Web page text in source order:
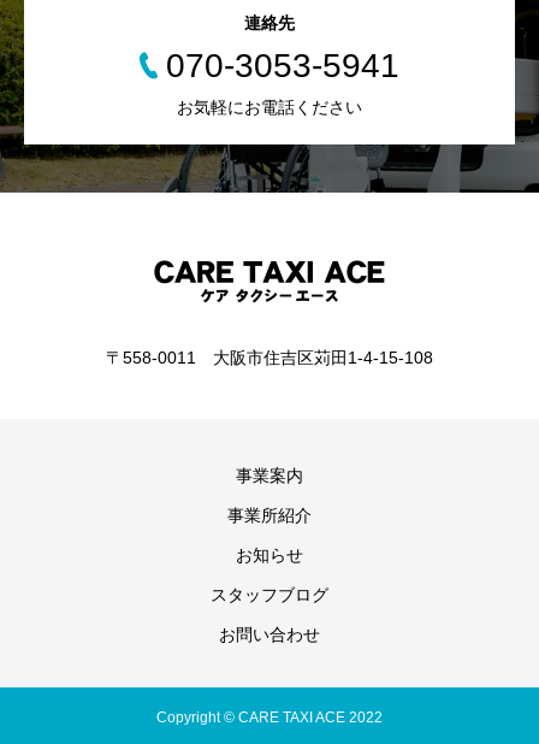
連絡先
070-3053-5941
お気軽にお電話ください
〒558-0011 大阪市住吉区苅田1-4-15-108
事業案内
事業所紹介
お知らせ
スタッフブログ
お問い合わせ
Copyright © CARE TAXI ACE 2022